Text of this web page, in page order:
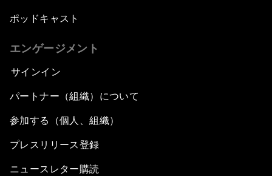
ポッドキャスト
エンゲージメント
サインイン
パートナー（組織）について
参加する（個人、組織）
プレスリリース登録
ニュースレター購読